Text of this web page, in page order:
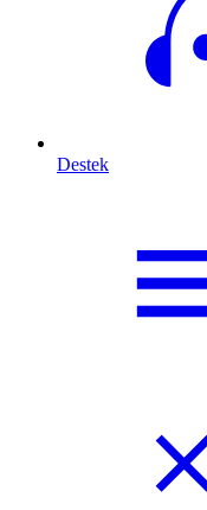
Destek